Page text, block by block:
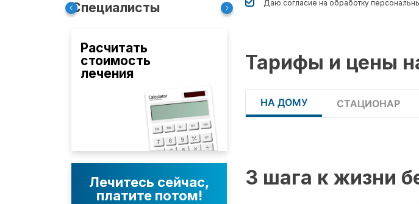
Специалисты
Расчитать
стоимость
лечения
Лечитесь сейчас,
платите потом!
Даю согласие на обработку
Тарифы и цены
НА ДОМУ СТАЦИОНАР
3 шага к жизни